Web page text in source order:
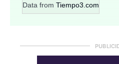
Data from Tiempo3.com